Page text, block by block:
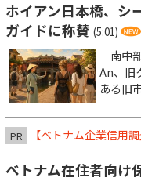
ホイアン日本橋、シ
ガイドに称賛 (5:01)
南中
An、旧
ある旧
PR 【ベトナム企業信用
ベトナム在住者向け